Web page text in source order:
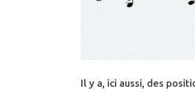
Il y a, ici aussi, des